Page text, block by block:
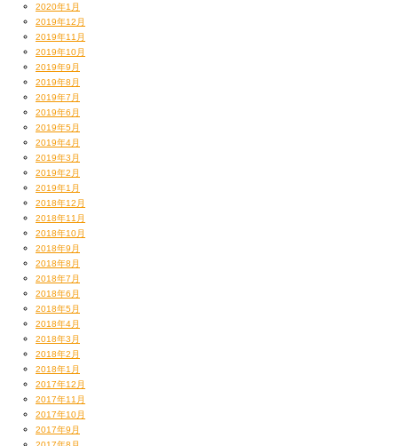
2020年1月
2019年12月
2019年11月
2019年10月
2019年9月
2019年8月
2019年7月
2019年6月
2019年5月
2019年4月
2019年3月
2019年2月
2019年1月
2018年12月
2018年11月
2018年10月
2018年9月
2018年8月
2018年7月
2018年6月
2018年5月
2018年4月
2018年3月
2018年2月
2018年1月
2017年12月
2017年11月
2017年10月
2017年9月